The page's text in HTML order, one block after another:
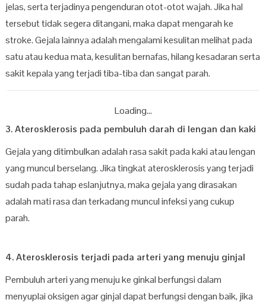
jelas, serta terjadinya pengenduran otot-otot wajah. Jika hal
tersebut tidak segera ditangani, maka dapat mengarah ke
stroke. Gejala lainnya adalah mengalami kesulitan melihat pada
satu atau kedua mata, kesulitan bernafas, hilang kesadaran serta
sakit kepala yang terjadi tiba-tiba dan sangat parah.
Loading...
3. Aterosklerosis pada pembuluh darah di lengan dan kaki
Gejala yang ditimbulkan adalah rasa sakit pada kaki atau lengan
yang muncul berselang. Jika tingkat aterosklerosis yang terjadi
sudah pada tahap eslanjutnya, maka gejala yang dirasakan
adalah mati rasa dan terkadang muncul infeksi yang cukup
parah.
4. Aterosklerosis terjadi pada arteri yang menuju ginjal
Pembuluh arteri yang menuju ke ginkal berfungsi dalam
menyuplai oksigen agar ginjal dapat berfungsi dengan baik, jika